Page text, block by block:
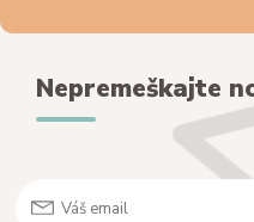
Nepremeškajte